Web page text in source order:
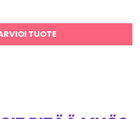
TUOTE